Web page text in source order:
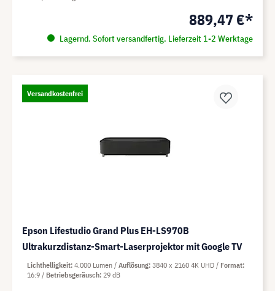
889,47 €*
Lagernd. Sofort versandfertig. Lieferzeit 1-2 Werktage
Versandkostenfrei
Epson Lifestudio Grand Plus EH-LS970B
Ultrakurzdistanz-Smart-Laserprojektor mit Google TV
Lichthelligkeit 4.000 Lumen Auflösung 3840 x 2160 4K UHD
Format
16:9
Betriebsgeräusch 29 dB